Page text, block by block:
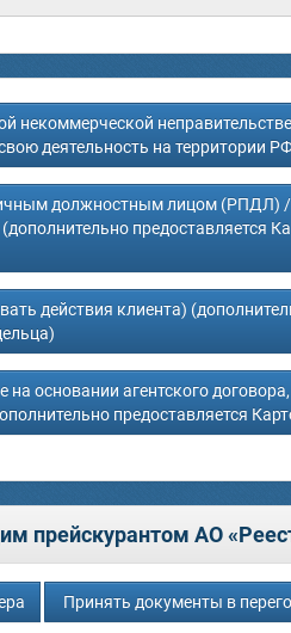
деятельность на территории
должностным лицом (РПДЛ)
предоставляется
действия клиента)
основании агентского
предоставляется
прейскурантом АО
Принять документы в